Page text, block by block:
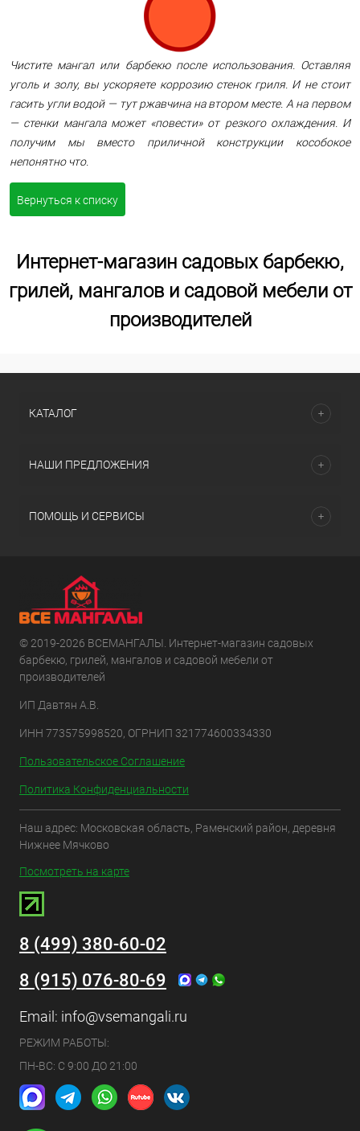
Чистите мангал или барбекю после использования. Оставляя
уголь и золу, вы ускоряете коррозию стенок гриля. И не стоит
гасить угли водой — тут ржавчина на втором месте. А на первом
— стенки мангала может «повести» от резкого охлаждения. И
получим мы вместо приличной конструкции кособокое
непонятно что.
Вернуться к списку
Интернет-магазин садовых барбекю,
грилей, мангалов и садовой мебели от
производителей
КАТАЛОГ
НАШИ ПРЕДЛОЖЕНИЯ
ПОМОЩЬ И СЕРВИСЫ
© 2019-2026 ВСЕМАНГАЛЫ. Интернет-магазин садовых
барбекю, грилей, мангалов и садовой мебели от
производителей
ИП Давтян А.В.
ИНН 773575998520, ОГРНИП 321774600334330
Пользовательское Соглашение
Политика Конфиденциальности
Наш адрес: Московская область, Раменский район, деревня
Нижнее Мячково
Посмотреть на карте
8 (499) 380-60-02
8 (915) 076-80-69
Email: info@vsemangali.ru
РЕЖИМ РАБОТЫ:
ПН-ВС: С 9:00 ДО 21:00